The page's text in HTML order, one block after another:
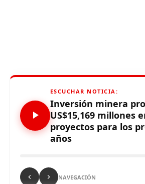
ESCUCHAR NOTICIA:
Inversión minera
US$15,169 millones
proyectos para los
años
NAVEGACIÓN